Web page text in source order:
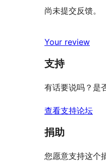
尚未提交反馈。
Your review
支持
有话要说吗？是
查看支持论坛
捐助
您愿意支持这个